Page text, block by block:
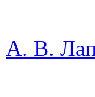
А. В.